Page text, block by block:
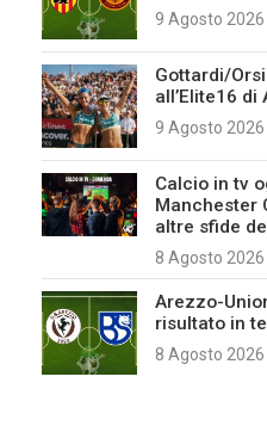
9 Agosto 2026
Gottardi/
all’Elite16 di
9 Agosto 2026
Calcio in tv
Manchester
altre sfide
8 Agosto 2026
Arezzo-
risultato in
8 Agosto 2026